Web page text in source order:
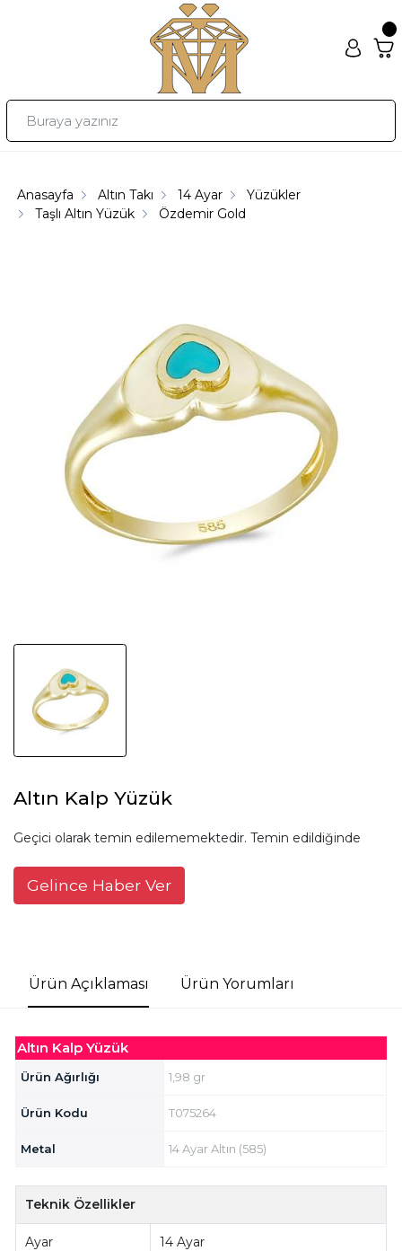
Anasayfa Altın Takı 14 Ayar
Yüzükler
Taşlı Altın Yüzük
Özdemir Gold
Altın Kalp Yüzük
Geçici olarak temin edilememektedir. Temin edildiğinde
Gelince Haber Ver
Ürün Açıklaması Ürün Yorumları
Altın Kalp Yüzük
Ürün Ağırlığı 1,98 gr
Ürün Kodu T075264
Metal 14 Ayar Altın (585)
Teknik Özellikler
Ayar 14 Ayar